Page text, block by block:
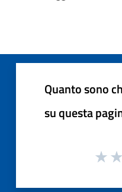
Quanto sono
su questa